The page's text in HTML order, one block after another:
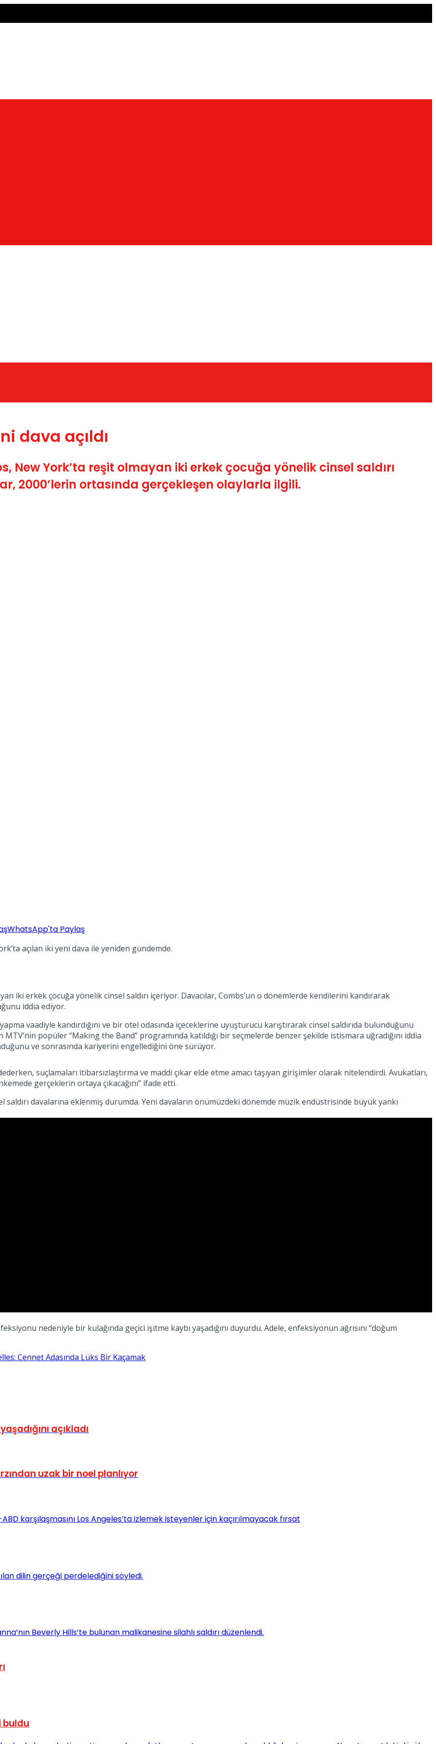
dava açıldı
New York’ta reşit olmayan iki erkek çocuğa yönelik cinsel saldırı
2000’lerin ortasında gerçekleşen olaylarla ilgili.
WhatsApp'ta Paylaş
açılan iki yeni dava ile yeniden gündemde.
iki erkek çocuğa yönelik cinsel saldırı içeriyor. Davacılar, Combs’un o dönemlerde kendilerini kandırarak
iddia ediyor.
vaadiyle kandırdığını ve bir otel odasında içeceklerine uyuşturucu karıştırarak cinsel saldırıda bulunduğunu
popüler “Making the Band” programında katıldığı bir seçmelerde benzer şekilde istismara uğradığını iddia
ve sonrasında kariyerini engellediğini öne sürüyor.
suçlamaları itibarsızlaştırma ve maddi çıkar elde etme amacı taşıyan girişimler olarak nitelendirdi. Avukatları,
gerçeklerin ortaya çıkacağını” ifade etti.
saldırı davalarına eklenmiş durumda. Yeni davaların önümüzdeki dönemde müzik endüstrisinde büyük yankı
nedeniyle bir kulağında geçici işitme kaybı yaşadığını duyurdu. Adele, enfeksiyonun ağrısını “doğum
Cennet Adasında Lüks Bir Kaçamak
açıkladı
uzak bir noel planlıyor
buldu